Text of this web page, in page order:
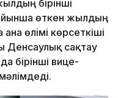
бірінші
өткен жылдың
өлімі көрсеткіші
Денсаулық сақтау
бірінші вице-